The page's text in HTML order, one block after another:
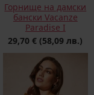
Горнище на дамски
бански Vacanze
Paradise I
29,70 € (58,09 лв.)